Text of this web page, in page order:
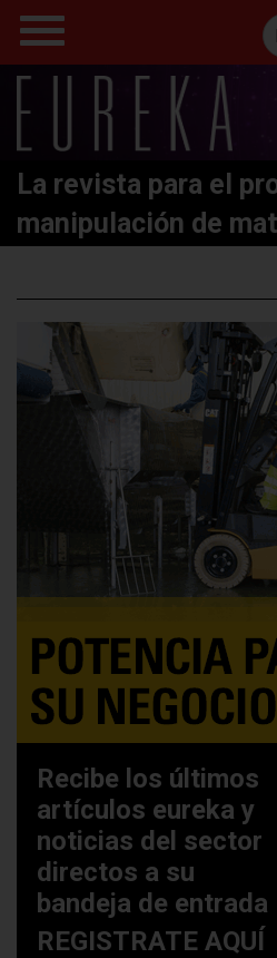
La revista para el
manipulación de
Recibe los últimos
artículos eureka y
noticias del sector
directos a su
bandeja de entrada
REGISTRATE AQUÍ